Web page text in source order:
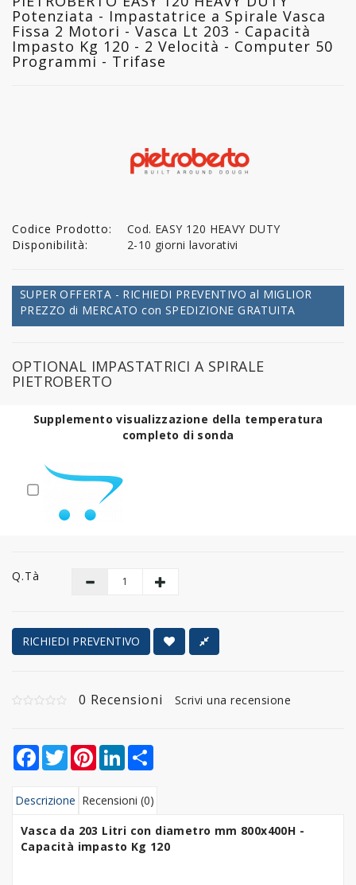
Potenziata - Impastatrice a Spirale Vasca
Fissa 2 Motori - Vasca Lt 203 - Capacità
Impasto Kg 120 - 2 Velocità - Computer 50
Programmi - Trifase
Codice Prodotto:
Cod. EASY 120 HEAVY DUTY
Disponibilità:
2-10 giorni lavorativi
SUPER OFFERTA - RICHIEDI PREVENTIVO al MIGLIOR
PREZZO di MERCATO con SPEDIZIONE GRATUITA
OPTIONAL IMPASTATRICI A SPIRALE
PIETROBERTO
Supplemento visualizzazione della temperatura
completo di sonda
Q.tà
RICHIEDI PREVENTIVO
0 Recensioni Scrivi una recensione
Facebook
TwitterPinterestLinkedIn
Descrizione Recensioni (0)
Vasca da 203 Litri con diametro mm 800x400H -
Capacità impasto Kg 120